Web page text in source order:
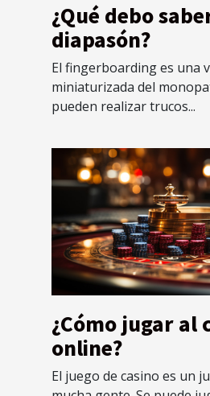
¿Qué debo
diapasón?
El fingerboarding es una
miniaturizada del
pueden realizar trucos...
¿Cómo jugar al
online?
El juego de casino es un